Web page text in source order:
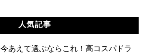
人気記事
今あえて選ぶならこれ！高コスパドラ